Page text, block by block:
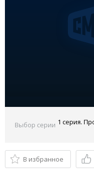
Выбор серии
В избранное